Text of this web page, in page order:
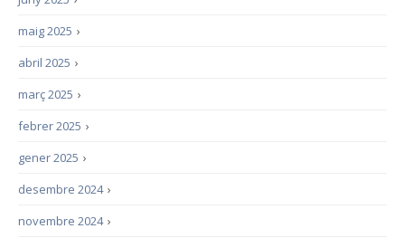
›
maig 2025
›
abril 2025
›
març 2025
›
febrer 2025
›
gener 2025
›
desembre 2024
›
novembre 2024